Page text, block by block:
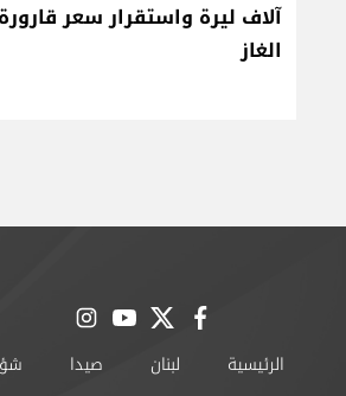
آلاف ليرة واستقرار سعر قارورة
الغاز
facebook
twitter
youtube
instagram
الرئيسية لبنان صيدا